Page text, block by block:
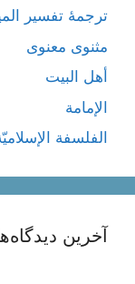
ترجمۀ تفسیر المیزان
مثنوی معنوی
أهل البيت
الإمامة
الفلسفة الإسلاميّة
آخرین دیدگاه‌ها